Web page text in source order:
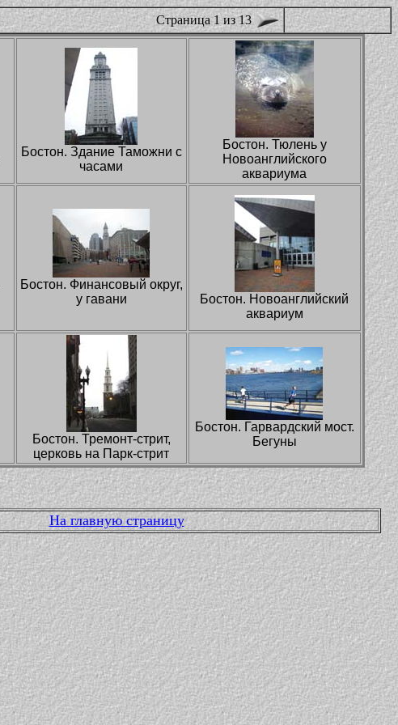
Страница 1 из 13
Бостон. Здание Таможни с
часами
Бостон. Тюлень у
Новоанглийского
аквариума
Бостон. Финансовый округ,
у гавани
Бостон. Новоанглийский
аквариум
Бостон. Тремонт-стрит,
церковь на Парк-стрит
Бостон. Гарвардский мост.
Бегуны
На главную страницу